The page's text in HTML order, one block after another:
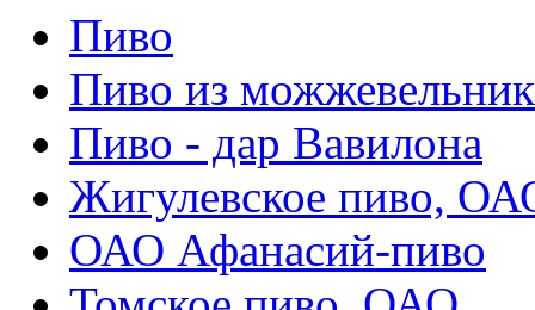
Пиво
Пиво из
Пиво - дар Вавилона
Жигулевское пиво,
ОАО Афанасий-пиво